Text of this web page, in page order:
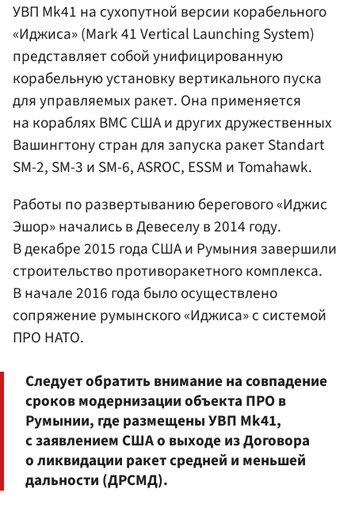
УВП Mk41 на сухопутной версии корабельного
«Иджиса» (Mark 41 Vertical Launching System)
представляет собой унифицированную
корабельную установку вертикального пуска
для управляемых ракет. Она применяется
на кораблях ВМС США и других дружественных
Вашингтону стран для запуска ракет Standart
SM-2, SM-3 и SM-6, ASROC, ESSM и Tomahawk.
Работы по развертыванию берегового «Иджис
Эшор» начались в Девеселу в 2014 году.
В декабре 2015 года США и Румыния завершили
строительство противоракетного комплекса.
В начале 2016 года было осуществлено
сопряжение румынского «Иджиса» с системой
ПРО НАТО.
Следует обратить внимание на совпадение
сроков модернизации объекта ПРО в
Румынии, где размещены УВП Mk41,
с заявлением США о выходе из Договора
о ликвидации ракет средней и меньшей
дальности (ДРСМД).